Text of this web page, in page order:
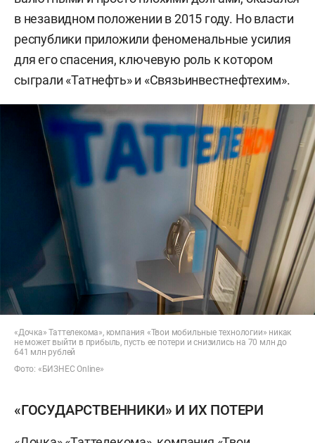
в незавидном положении в 2015 году. Но власти
республики приложили феноменальные усилия
для его спасения, ключевую роль к котором
сыграли «Татнефть» и «Связьинвестнефтехим».
«Дочка» Таттелекома», компания «Твои мобильные технологии» никак
не может выйти в прибыль, пусть ее потери и снизились на 70 млн до
641 млн рублей
Фото: «БИЗНЕС Online»
«ГОСУДАРСТВЕННИКИ» И ИХ ПОТЕРИ